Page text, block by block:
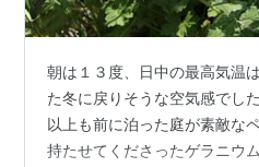
朝は１３度、日中の最高気温
た冬に戻りそうな空気感でし
以上も前に泊った庭が素敵な
持たせてくださったゲラニウ